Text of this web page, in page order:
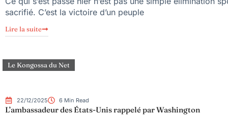
sacrifié. C’est la victoire d’un peuple
Lire la suite
Le Kongossa du Net
22/12/2025 6 Min Read
L’ambassadeur des États-Unis rappelé par Washington